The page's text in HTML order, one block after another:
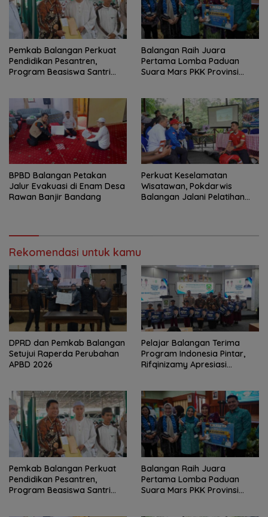
Pemkab Balangan Perkuat
Pendidikan Pesantren,
Program Beasiswa Santri
Balangan Raih Juara
Pertama Lomba Paduan
Suara Mars PKK Provinsi
BPBD Balangan Petakan
Jalur Evakuasi di Enam Desa
Rawan Banjir Bandang
Perkuat Keselamatan
Wisatawan, Pokdarwis
Balangan Jalani Pelatihan
Rekomendasi untuk kamu
DPRD dan Pemkab Balangan
Setujui Raperda Perubahan
APBD 2026
Pelajar Balangan Terima
Program Indonesia Pintar,
Rifqinizamy Apresiasi
Pemkab Balangan Perkuat
Pendidikan Pesantren,
Program Beasiswa Santri
Balangan Raih Juara
Pertama Lomba Paduan
Suara Mars PKK Provinsi